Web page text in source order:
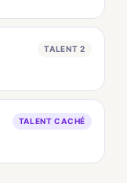
TALENT 2
TALENT CACHÉ